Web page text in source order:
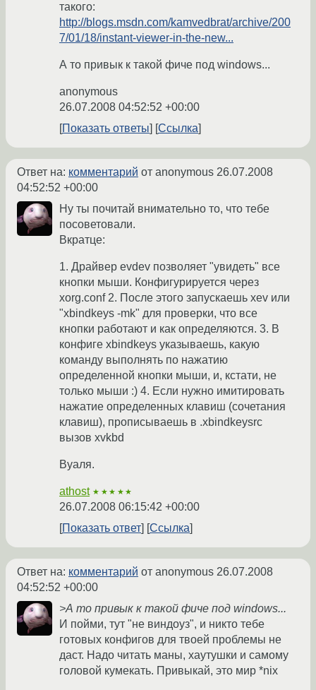
такого:
http://blogs.msdn.com/kamvedbrat/archive/200
7/01/18/instant-viewer-in-the-new...
А то привык к такой фиче под windows...
anonymous
26.07.2008 04:52:52 +00:00
Показать ответы
Ссылка
Ответ на: комментарий от anonymous 26.07.2008
04:52:52 +00:00
Ну ты почитай внимательно то, что тебе
посоветовали.
Вкратце:
1. Драйвер evdev позволяет "увидеть" все
кнопки мыши. Конфигурируется через
xorg.conf 2. После этого запускаешь xev или
"xbindkeys -mk" для проверки, что все
кнопки работают и как определяются. 3. В
конфиге xbindkeys указываешь, какую
команду выполнять по нажатию
определенной кнопки мыши, и, кстати, не
только мыши :) 4. Если нужно имитировать
нажатие определенных клавиш (сочетания
клавиш), прописываешь в .xbindkeysrc
вызов xvkbd
Вуаля.
athost ★★★★★
26.07.2008 06:15:42 +00:00
Показать ответ
Ссылка
Ответ на: комментарий от anonymous 26.07.2008
04:52:52 +00:00
>А то привык к такой фиче под windows...
И пойми, тут "не виндоуз", и никто тебе
готовых конфигов для твоей проблемы не
даст. Надо читать маны, хаутушки и самому
головой кумекать. Привыкай, это мир *nix